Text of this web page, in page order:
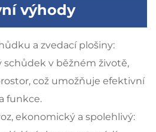
výhody
a zvedací plošiny:
schůdek v běžném životě,
což umožňuje efektivní
funkce.
ekonomický a spolehlivý: